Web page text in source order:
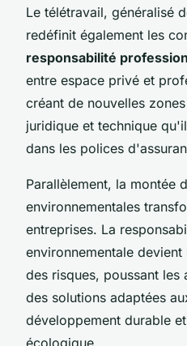
Le télétravail, généralisé
redéfinit également les
responsabilité
entre espace privé et
créant de nouvelles
juridique et technique
dans les polices
Parallèlement, la montée
environnementales
entreprises. La
environnementale
des risques, poussant les
des solutions adaptées
développement durable
écologique.